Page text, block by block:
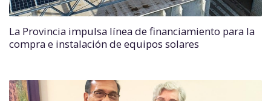
La Provincia impulsa línea de financiamiento para la
compra e instalación de equipos solares